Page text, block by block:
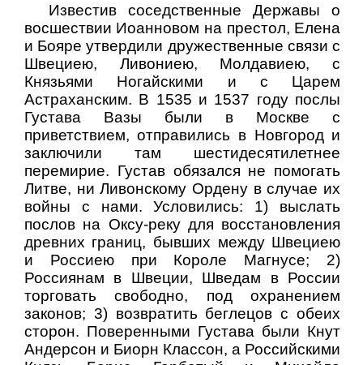
Известив соседственные Державы о
восшествии Иоанновом на престол, Елена
и Бояре утвердили дружественные связи с
Швециею, Ливониею, Молдавиею, с
Князьями Ногайскими и с Царем
Астраханским. В 1535 и 1537 году послы
Густава Вазы были в Москве с
приветствием, отправились в Новгород и
заключили там шестидесятилетнее
перемирие. Густав обязался не помогать
Литве, ни Ливонскому Ордену в случае их
войны с нами. Условились: 1) выслать
послов на Оксу-реку для восстановления
древних границ, бывших между Швециею
и Россиею при Короле Магнусе; 2)
Россиянам в Швеции, Шведам в России
торговать свободно, под охранением
законов; 3) возвратить беглецов с обеих
сторон. Поверенными Густава были Кнут
Андерсон и Биорн Классон, а Российскими